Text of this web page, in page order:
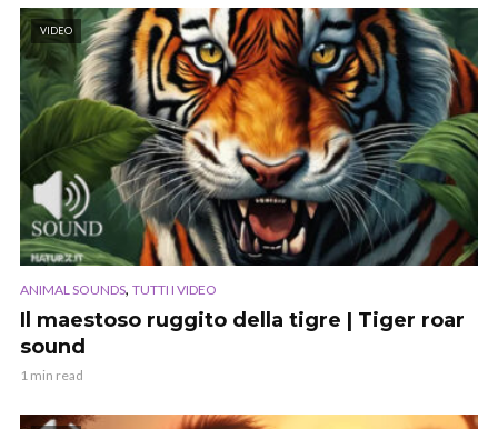
VIDEO
ANIMAL SOUNDS, TUTTI I VIDEO
Il maestoso ruggito della tigre | Tiger roar
sound
1 min read